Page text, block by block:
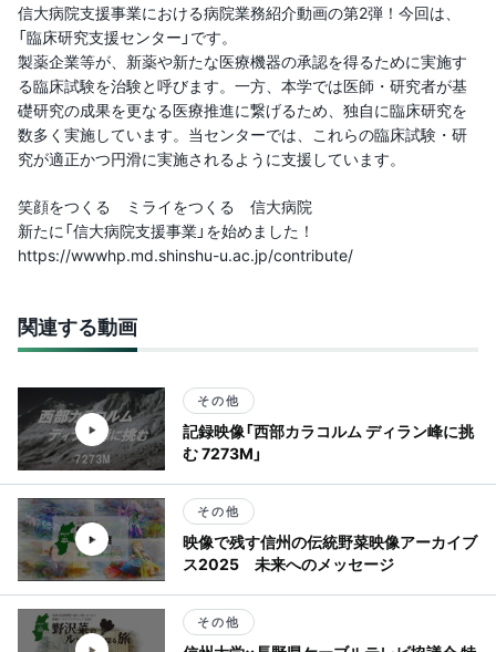
信大病院支援事業における病院業務紹介動画の第2弾！今回は、
「臨床研究支援センター」です。
製薬企業等が、新薬や新たな医療機器の承認を得るために実施す
る臨床試験を治験と呼びます。一方、本学では医師・研究者が基
礎研究の成果を更なる医療推進に繋げるため、独自に臨床研究を
数多く実施しています。当センターでは、これらの臨床試験・研
究が適正かつ円滑に実施されるように支援しています。
笑顔をつくる ミライをつくる 信大病院
新たに「信大病院支援事業」を始めました！
https://wwwhp.md.shinshu-u.ac.jp/contribute/
関連する動画
その他
記録映像「西部カラコルム ディラン峰に挑
む 7273M」
その他
映像で残す信州の伝統野菜映像アーカイブ
ス2025 未来へのメッセージ
その他